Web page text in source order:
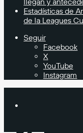
Estadísticas de
de la Leagues
Seguir
Facebook
X
YouTube
Instagram